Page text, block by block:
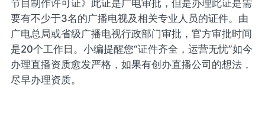
节目制作许可证》此证是广电审批，但是办理此证是需
要有不少于3名的广播电视及相关专业人员的证件。由
广电总局或省级广播电视行政部门审批，官方审批时间
是20个工作日。小编提醒您“证件齐全，运营无忧”如今
办理直播资质愈发严格，如果有创办直播公司的想法，
尽早办理资质。